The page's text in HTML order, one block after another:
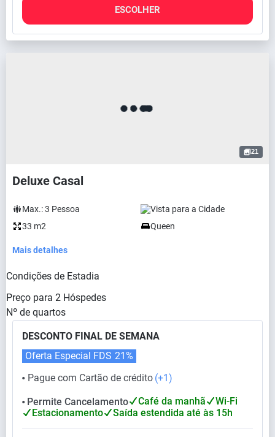
ESCOLHER
21
Deluxe Casal
Max.:3 Pessoa
Vista para a Cidade
33 m2
Queen
Mais detalhes
Condições de Estadia
Preço para 2 Hóspedes
Nº de quartos
DESCONTO FINAL DE SEMANA
⬤ Pague com Cartão de crédito (+1)
Oferta Especial FDS 21%
⬤ Permite Cancelamento Café da manhã
Wi-Fi
Estacionamento
Saída estendida até às 15h